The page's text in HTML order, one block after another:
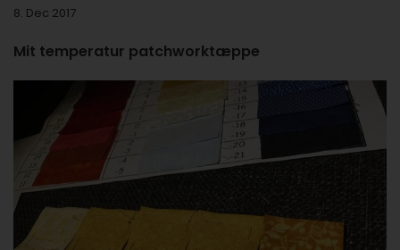
8. Dec 2017
Mit temperatur patchworktæppe